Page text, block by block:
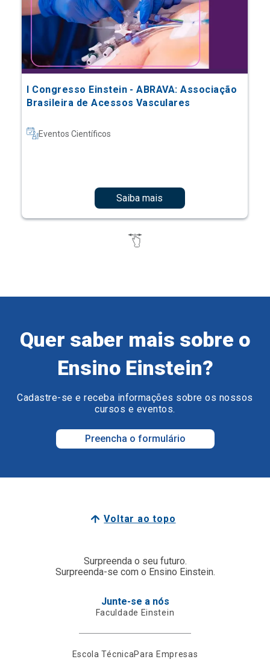
I Congresso Einstein - ABRAVA: Associação
Brasileira de Acessos Vasculares
Eventos Científicos
Saiba mais
Quer saber mais sobre o
Ensino Einstein?
Cadastre-se e receba informações sobre os nossos
cursos e eventos.
Preencha o formulário
Voltar ao topo
Surpreenda o seu futuro.
Surpreenda-se com o Ensino Einstein.
Junte-se a nós
Faculdade Einstein
Escola TécnicaPara Empresas